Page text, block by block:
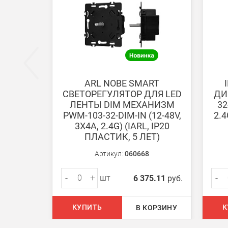
Безналичная оплата по счету
Вы можете оплатить заказ по выставленному
После получения оплаты счета с Вами
Доставка:
Самовывоз
Вы можете самостоятельно забрать заказ в
В Москве (внутри МКАД)
БЕСПЛАТНАЯ доставка при сумме заказа от 7000
ARL NOBE SMART
СВЕТОРЕГУЛЯТОР ДЛЯ LED
ЛЕНТЫ DIM МЕХАНИЗМ
PWM-103-32-DIM-IN (12-48V,
3Х4A, 2.4G) (IARL, IP20
ПЛАСТИК, 5 ЛЕТ)
Артикул: 060668
- + шт 6 375.11 руб.
КУПИТЬ В КОРЗИНУ
-